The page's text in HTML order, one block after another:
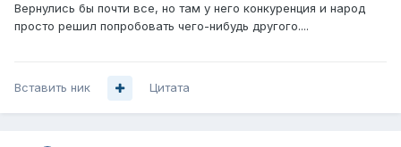
Вернулись бы почти все, но там у него конкуренция и народ
просто решил попробовать чего-нибудь другого....
Вставить ник Цитата